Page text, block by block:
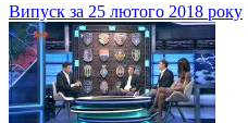
Випуск за 25 лютого 2018 року